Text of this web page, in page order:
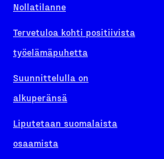
Nollatilanne
Tervetuloa kohti positiivista
työelämäpuhetta
Suunnittelulla on
alkuperänsä
Liputetaan suomalaista
osaamista